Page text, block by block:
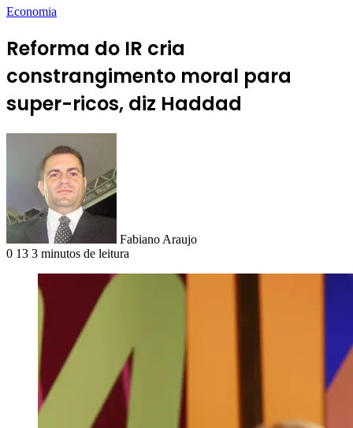
Economia
Reforma do IR cria
constrangimento moral para
super-ricos, diz Haddad
Fabiano Araujo
0 13 3 minutos de leitura